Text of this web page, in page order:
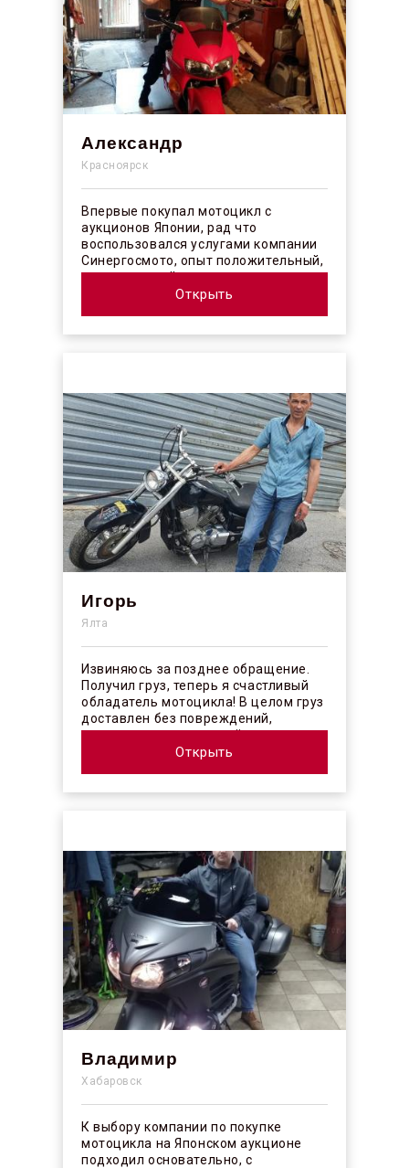
Александр
Красноярск
Впервые покупал мотоцикл с
аукционов Японии, рад что
воспользовался услугами компании
Синергосмото, опыт положительный,
коллектив действительно
профессионалы своего ...
Открыть
Игорь
Ялта
Извиняюсь за позднее обращение.
Получил груз, теперь я счастливый
обладатель мотоцикла! В целом груз
доставлен без повреждений,
огорчило отсутствие плёночного
Открыть
Владимир
Хабаровск
К выбору компании по покупке
мотоцикла на Японском аукционе
подходил основательно, с